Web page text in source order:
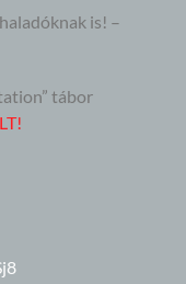
is! –
tábor